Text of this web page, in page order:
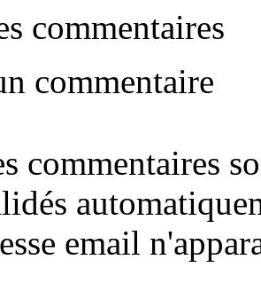
commentaires
commentaire
commentaires
email